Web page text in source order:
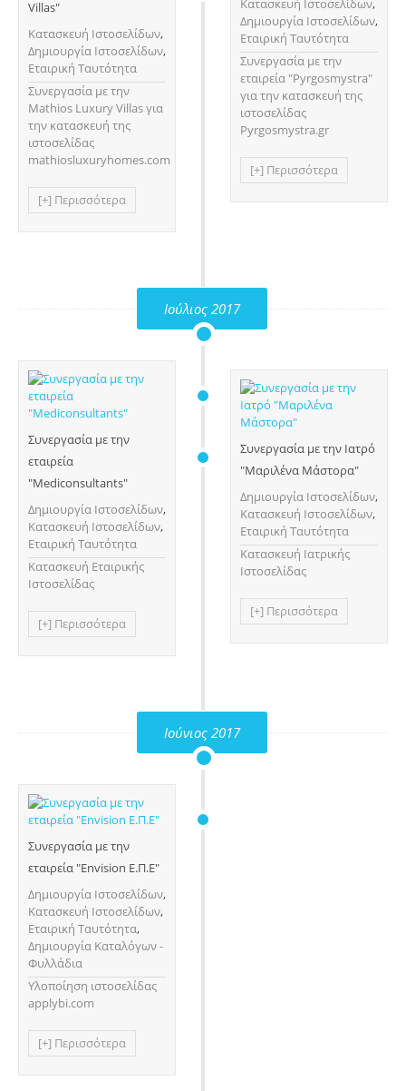
Villas"
Κατασκευή Ιστοσελίδων,
Δημιουργία Ιστοσελίδων,
Εταιρική Ταυτότητα
Συνεργασία με την
Mathios Luxury Villas για
την κατασκευή της
ιστοσελίδας
mathiosluxuryhomes.com
[+] Περισσότερα
Κατασκευή Ιστοσελίδων,
Δημιουργία Ιστοσελίδων,
Εταιρική Ταυτότητα
Συνεργασία με την
εταιρεία "Pyrgosmystra"
για την κατασκευή της
ιστοσελίδας
Pyrgosmystra.gr
[+] Περισσότερα
Ιούλιος 2017
Συνεργασία με την
εταιρεία
"Mediconsultants"
Δημιουργία Ιστοσελίδων,
Κατασκευή Ιστοσελίδων,
Εταιρική Ταυτότητα
Κατασκευή Εταιρικής
Ιστοσελίδας
[+] Περισσότερα
Συνεργασία με την Ιατρό
"Μαριλένα Μάστορα"
Δημιουργία Ιστοσελίδων,
Κατασκευή Ιστοσελίδων,
Εταιρική Ταυτότητα
Κατασκευή Ιατρικής
Ιστοσελίδας
[+] Περισσότερα
Ιούνιος 2017
Συνεργασία με την
εταιρεία "Envision Ε.Π.Ε"
Δημιουργία Ιστοσελίδων,
Κατασκευή Ιστοσελίδων,
Εταιρική Ταυτότητα,
Δημιουργία Καταλόγων -
Φυλλάδια
Υλοποίηση ιστοσελίδας
applybi.com
[+] Περισσότερα